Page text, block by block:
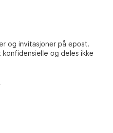
og invitasjoner på epost.
og deles ikke